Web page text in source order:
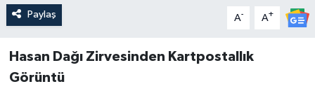
Paylaş A- A+
Hasan Dağı Zirvesinden Kartpostallık
Görüntü